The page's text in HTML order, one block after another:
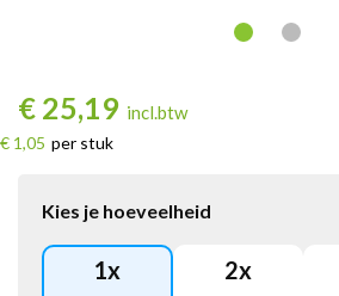
€ 25,19 incl.btw
€ 1,05 per stuk
Kies je hoeveelheid
1x 2x